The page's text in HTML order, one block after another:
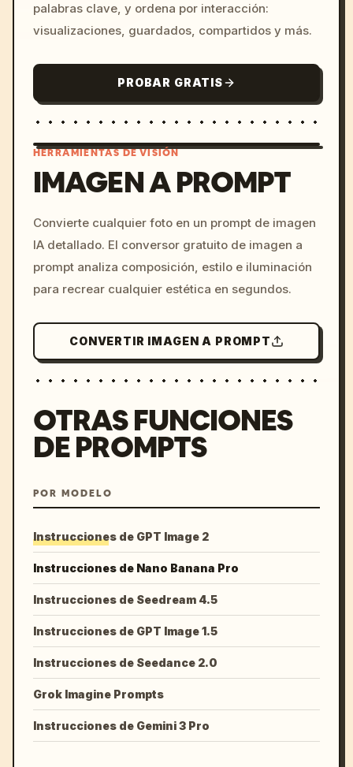
palabras clave, y ordena por interacción:
visualizaciones, guardados, compartidos y más.
PROBAR GRATIS
c, cyberpunk sunset, neon
colors, 8k --v 6.0
HERRAMIENTAS DE VISIÓN
IMAGEN A PROMPT
Convierte cualquier foto en un prompt de imagen
IA detallado. El conversor gratuito de imagen a
prompt analiza composición, estilo e iluminación
para recrear cualquier estética en segundos.
CONVERTIR IMAGEN A PROMPT
OTRAS FUNCIONES
DE PROMPTS
POR MODELO
Instrucciones de GPT Image 2
Instrucciones de Nano Banana Pro
Instrucciones de Seedream 4.5
Instrucciones de GPT Image 1.5
Instrucciones de Seedance 2.0
Grok Imagine Prompts
Instrucciones de Gemini 3 Pro